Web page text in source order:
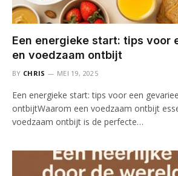
Een energieke start: tips voor
en voedzaam ontbijt
BY CHRIS MEI 19, 2025
Een energieke start: tips voor een
ontbijtWaarom een voedzaam ontbijt
voedzaam ontbijt is de perfecte…